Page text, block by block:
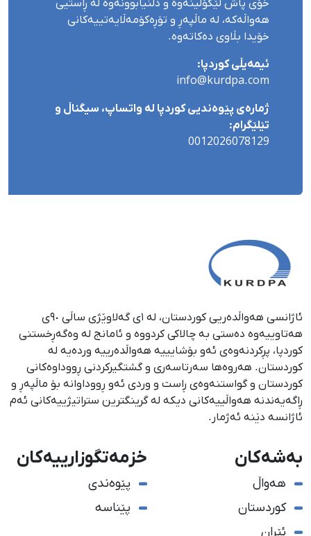
خۆی پاش لێکۆڵینەوە و دڵنیابوونەوە لە ڕاستیی
هەواڵەکە، لە ماڵپەڕ و تۆڕەکۆمەڵایەتییەکانی
خۆیدا بڵاوی دەکاتەوە.
ئیمەیڵی کوردپا:
info@kurdpa.com
ژمارەی پێوەندیی کوردپا لە واتساپ، سیگناڵ و
تێلێگرام:
0012026078129
ئاژانسی هەواڵدەریی کوردستان، لە ١ی گەلاوێژی ساڵی ٩٠ی
هەتاوییەوە دەستی بە چالاکی کردووە و ئامانج لە وەگەڕخستنی
كوردپا، پڕكردنەوەی ئەو بۆشایییە هەواڵدەرییە وردەیە لە
كوردستان. هەروەها سەرتاسەری و گشتگیركردنی ڕووداوەكانی
كوردستان و گواستنەوەی ڕاست و وردی ئەو ڕووداوانە بۆ ماڵپەڕ و
ڕاگەیەندنە هەواڵییەكانی دیكە لە گرینگترین ستراتیژییەكانی ئەم
ئاژانسە دێنە ئەژمار.
بەشەکان
هەواڵ
کوردستان
ئێران
خزمەتگوزارییەکان
پێوەندی
پێناسە